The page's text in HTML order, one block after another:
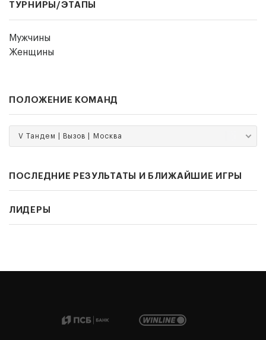
ТУРНИРЫ/ЭТАПЫ
Мужчины
Женщины
ПОЛОЖЕНИЕ КОМАНД
V Тандем | Вызов | Москва
ПОСЛЕДНИЕ РЕЗУЛЬТАТЫ И БЛИЖАЙШИЕ ИГРЫ
ЛИДЕРЫ